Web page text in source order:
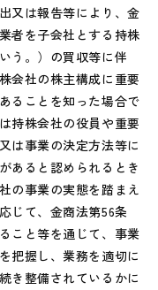
又は報告等により、金
者を子会社とする持株
う。）の買収等に伴
会社の株主構成に重要
ることを知った場合で
持株会社の役員や重要
は事業の決定方法等に
あると認められるとき
の事業の実態を踏まえ
じて、金商法第56条
こと等を通じて、事業
把握し、業務を適切に
き整備されているかに